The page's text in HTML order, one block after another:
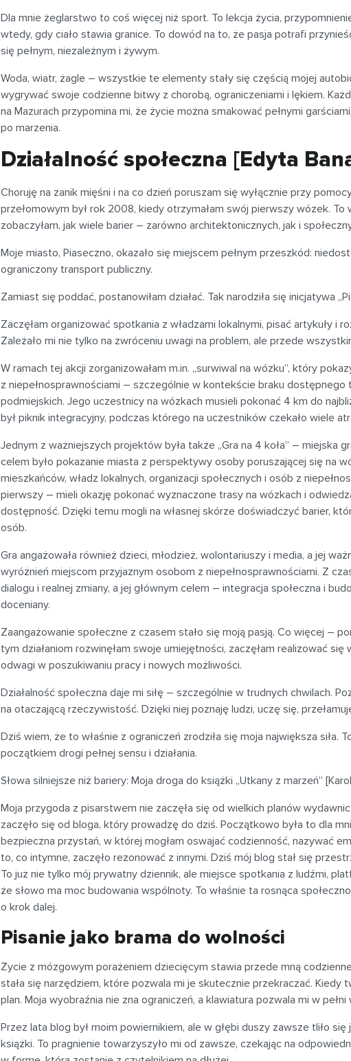
Dla mnie żeglarstwo to coś więcej niż sport. To lekcja życia,
wtedy, gdy ciało stawia granice. To dowód na to, że pasja potrafi
się pełnym, niezależnym i żywym.
Woda, wiatr, żagle – wszystkie te elementy stały się częścią mojej
wygrywać swoje codzienne bitwy z chorobą, ograniczeniami i lękiem.
na Mazurach przypomina mi, że życie można smakować pełnymi
po marzenia.
Działalność społeczna [Edyta
Choruję na zanik mięśni i na co dzień poruszam się wyłącznie przy
przełomowym był rok 2008, kiedy otrzymałam swój pierwszy wózek.
zobaczyłam, jak wiele barier – zarówno architektonicznych, jak i
Moje miasto, Piaseczno, okazało się miejscem pełnym przeszkód:
ograniczony transport publiczny.
Zamiast się poddać, postanowiłam działać. Tak narodziła się inicjatywa
Zaczęłam organizować spotkania z władzami lokalnymi, pisać artykuły i
Zależało mi nie tylko na zwróceniu uwagi na problem, ale przede
W ramach tej akcji zorganizowałam m.in. „surwiwal na wózku”, który
z niepełnosprawnościami – szczególnie w kontekście braku dostępnego
podmiejskich. Jego uczestnicy na wózkach musieli pokonać 4 km do
był piknik integracyjny, podczas którego na uczestników czekało wiele
Jednym z ważniejszych projektów była także „Gra na 4 koła” – miejska
celem było pokazanie miasta z perspektywy osoby poruszającej się na
mieszkańców, władz lokalnych, organizacji społecznych i osób z
pierwszy – mieli okazję pokonać wyznaczone trasy na wózkach i
dostępność. Dzięki temu mogli na własnej skórze doświadczyć barier,
osób.
Gra angażowała również dzieci, młodzież, wolontariuszy i media, a jej
wyróżnień miejscom przyjaznym osobom z niepełnosprawnościami. Z
dialogu i realnej zmiany, a jej głównym celem – integracja społeczna i
doceniany.
Zaangażowanie społeczne z czasem stało się moją pasją. Co więcej –
tym działaniom rozwinęłam swoje umiejętności, zaczęłam realizować
odwagi w poszukiwaniu pracy i nowych możliwości.
Działalność społeczna daje mi siłę – szczególnie w trudnych chwilach.
na otaczającą rzeczywistość. Dzięki niej poznaję ludzi, uczę się,
Dziś wiem, że to właśnie z ograniczeń zrodziła się moja największa siła.
początkiem drogi pełnej sensu i działania.
Słowa silniejsze niż bariery: Moja droga do książki „Utkany z marzeń”
Moja przygoda z pisarstwem nie zaczęła się od wielkich planów
zaczęło się od bloga, który prowadzę do dziś. Początkowo była to dla
bezpieczna przystań, w której mogłam oswajać codzienność, nazywać
to, co intymne, zaczęło rezonować z innymi. Dziś mój blog stał się
To już nie tylko mój prywatny dziennik, ale miejsce spotkania z ludźmi,
że słowo ma moc budowania wspólnoty. To właśnie ta rosnąca
o krok dalej.
Pisanie jako brama do wolności
Życie z mózgowym porażeniem dziecięcym stawia przede mną
stała się narzędziem, które pozwala mi je skutecznie przekraczać. Kiedy
plan. Moja wyobraźnia nie zna ograniczeń, a klawiatura pozwala mi w
Przez lata blog był moim powiernikiem, ale w głębi duszy zawsze tliło
książki. To pragnienie towarzyszyło mi od zawsze, czekając na